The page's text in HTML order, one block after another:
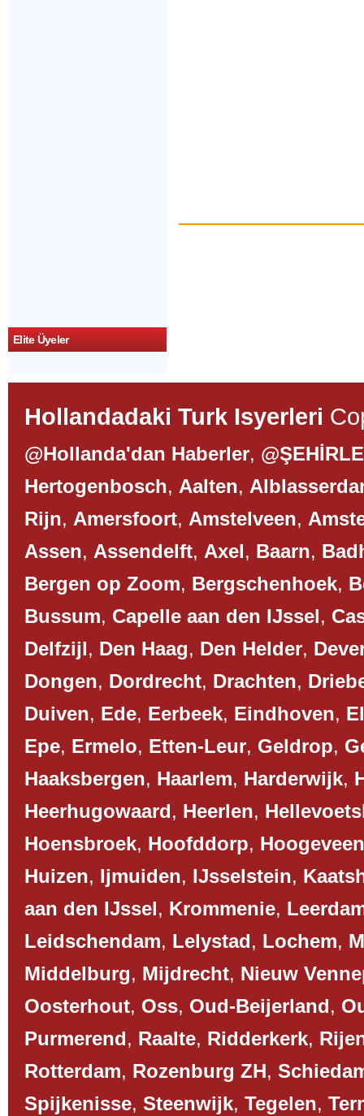
Elite Üyeler
Hollandadaki Turk Isyerleri
@Hollanda'dan Haberler,
Hertogenbosch, Aalten,
Rijn, Amersfoort, Amstelveen,
Assen, Assendelft, Axel, Baarn,
Bergen op Zoom, Bergschenhoek,
Bussum, Capelle aan den IJssel,
Delfzijl, Den Haag, Den Helder,
Dongen, Dordrecht, Drachten,
Duiven, Ede, Eerbeek, Eindhoven,
Epe, Ermelo, Etten-Leur, Geldrop,
Haaksbergen, Haarlem, Harderwijk,
Heerhugowaard, Heerlen,
Hoensbroek, Hoofddorp, Hoogeveen
Huizen, Ijmuiden, IJsselstein,
aan den IJssel, Krommenie,
Leidschendam, Lelystad, Lochem,
Middelburg, Mijdrecht, Nieuw
Oosterhout, Oss, Oud-Beijerland,
Purmerend, Raalte, Ridderkerk,
Rotterdam, Rozenburg ZH,
Spijkenisse, Steenwijk, Tegelen,